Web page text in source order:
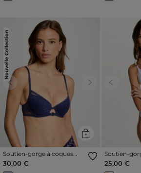
Nouvelle Collection
Previous Next
Soutien-gorge à coques
bleu marine femme
30,00 €
Previous
Soutien-
femme
25,00 €